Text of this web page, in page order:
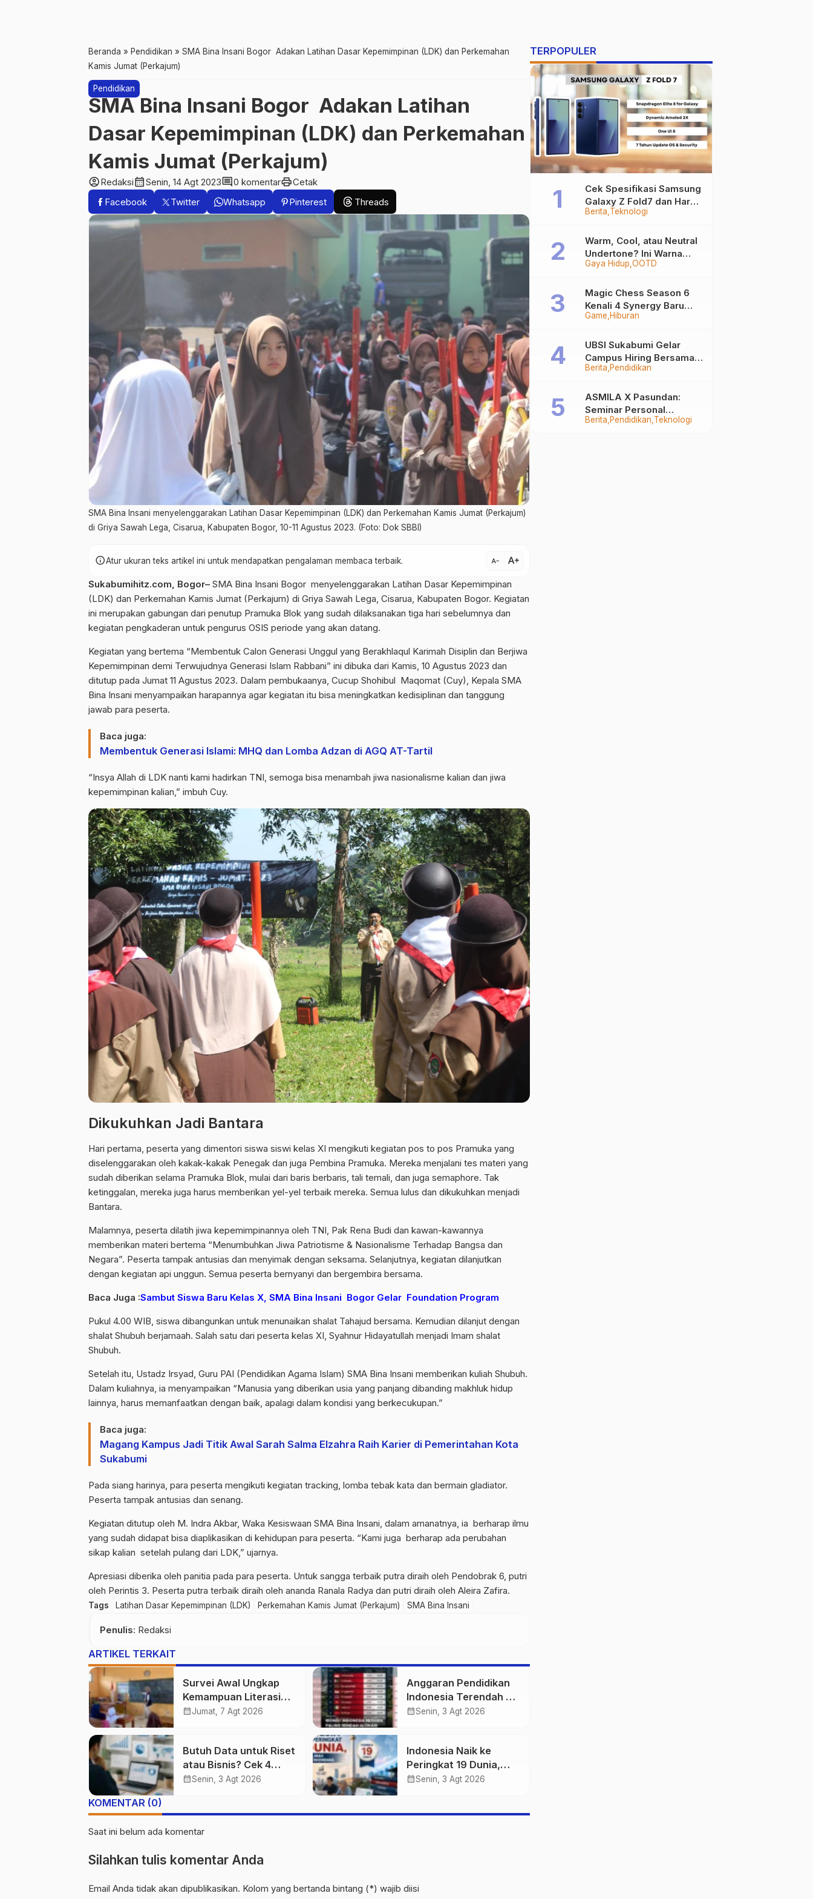
Beranda » Pendidikan » SMA Bina Insani Bogor Adakan Latihan Dasar Kepemimpinan (LDK) dan Perkemahan
Kamis Jumat (Perkajum)
Pendidikan
SMA Bina Insani Bogor Adakan Latihan
Dasar Kepemimpinan (LDK) dan Perkemahan
Kamis Jumat (Perkajum)
account_circleRedaksicalendar_monthSenin, 14 Agt 2023comment0 komentarprintCetak
Facebook
Twitter Whatsapp Pinterest Threads
SMA Bina Insani menyelenggarakan Latihan Dasar Kepemimpinan (LDK) dan Perkemahan Kamis Jumat (Perkajum)
di Griya Sawah Lega, Cisarua, Kabupaten Bogor, 10-11 Agustus 2023. (Foto: Dok SBBI)
infoAtur ukuran teks artikel ini untuk mendapatkan pengalaman membaca terbaik. text_decrease text_increase
Sukabumihitz.com, Bogor– SMA Bina Insani Bogor menyelenggarakan Latihan Dasar Kepemimpinan
(LDK) dan Perkemahan Kamis Jumat (Perkajum) di Griya Sawah Lega, Cisarua, Kabupaten Bogor. Kegiatan
ini merupakan gabungan dari penutup Pramuka Blok yang sudah dilaksanakan tiga hari sebelumnya dan
kegiatan pengkaderan untuk pengurus OSIS periode yang akan datang.
Kegiatan yang bertema “Membentuk Calon Generasi Unggul yang Berakhlaqul Karimah Disiplin dan Berjiwa
Kepemimpinan demi Terwujudnya Generasi Islam Rabbani” ini dibuka dari Kamis, 10 Agustus 2023 dan
ditutup pada Jumat 11 Agustus 2023. Dalam pembukaanya, Cucup Shohibul Maqomat (Cuy), Kepala SMA
Bina Insani menyampaikan harapannya agar kegiatan itu bisa meningkatkan kedisiplinan dan tanggung
jawab para peserta.
Baca juga:
Membentuk Generasi Islami: MHQ dan Lomba Adzan di AGQ AT-Tartil
“Insya Allah di LDK nanti kami hadirkan TNI, semoga bisa menambah jiwa nasionalisme kalian dan jiwa
kepemimpinan kalian,” imbuh Cuy.
Dikukuhkan Jadi Bantara
Hari pertama, peserta yang dimentori siswa siswi kelas XI mengikuti kegiatan pos to pos Pramuka yang
diselenggarakan oleh kakak-kakak Penegak dan juga Pembina Pramuka. Mereka menjalani tes materi yang
sudah diberikan selama Pramuka Blok, mulai dari baris berbaris, tali temali, dan juga semaphore. Tak
ketinggalan, mereka juga harus memberikan yel-yel terbaik mereka. Semua lulus dan dikukuhkan menjadi
Bantara.
Malamnya, peserta dilatih jiwa kepemimpinannya oleh TNI, Pak Rena Budi dan kawan-kawannya
memberikan materi bertema “Menumbuhkan Jiwa Patriotisme & Nasionalisme Terhadap Bangsa dan
Negara”. Peserta tampak antusias dan menyimak dengan seksama. Selanjutnya, kegiatan dilanjutkan
dengan kegiatan api unggun. Semua peserta bernyanyi dan bergembira bersama.
Baca Juga :Sambut Siswa Baru Kelas X, SMA Bina Insani Bogor Gelar Foundation Program
Pukul 4.00 WIB, siswa dibangunkan untuk menunaikan shalat Tahajud bersama. Kemudian dilanjut dengan
shalat Shubuh berjamaah. Salah satu dari peserta kelas XI, Syahnur Hidayatullah menjadi Imam shalat
Shubuh.
Setelah itu, Ustadz Irsyad, Guru PAI (Pendidikan Agama Islam) SMA Bina Insani memberikan kuliah Shubuh.
Dalam kuliahnya, ia menyampaikan “Manusia yang diberikan usia yang panjang dibanding makhluk hidup
lainnya, harus memanfaatkan dengan baik, apalagi dalam kondisi yang berkecukupan.”
Baca juga:
Magang Kampus Jadi Titik Awal Sarah Salma Elzahra Raih Karier di Pemerintahan Kota
Sukabumi
Pada siang harinya, para peserta mengikuti kegiatan tracking, lomba tebak kata dan bermain gladiator.
Peserta tampak antusias dan senang.
Kegiatan ditutup oleh M. Indra Akbar, Waka Kesiswaan SMA Bina Insani, dalam amanatnya, ia berharap ilmu
yang sudah didapat bisa diaplikasikan di kehidupan para peserta. “Kami juga berharap ada perubahan
sikap kalian setelah pulang dari LDK,” ujarnya.
Apresiasi diberika oleh panitia pada para peserta. Untuk sangga terbaik putra diraih oleh Pendobrak 6, putri
oleh Perintis 3. Peserta putra terbaik diraih oleh ananda Ranala Radya dan putri diraih oleh Aleira Zafira.
Tags Latihan Dasar Kepemimpinan (LDK) Perkemahan Kamis Jumat (Perkajum) SMA Bina Insani
Penulis: Redaksi
ARTIKEL TERKAIT
Survei Awal Ungkap
Kemampuan Literasi
dan Numerasi Siswa
calendar_monthJumat, 7 Agt 2026
Anggaran Pendidikan
Indonesia Terendah di
40 Ekonomi Dunia,
Besar
calendar_monthSenin, 3 Agt 2026
Butuh Data untuk Riset
atau Bisnis? Cek 4
Website Terpercaya Ini
calendar_monthSenin, 3 Agt 2026
Indonesia Naik ke
Peringkat 19 Dunia,
Publikasi Ilmiah
calendar_monthSenin, 3 Agt 2026
KOMENTAR (0)
Saat ini belum ada komentar
Silahkan tulis komentar Anda
Email Anda tidak akan dipublikasikan. Kolom yang bertanda bintang (*) wajib diisi
TERPOPULER
Berita Teknologi
Cek Spesifikasi Samsung
Galaxy Z Fold7 dan Harga
Resminya
Gaya Hidup OOTD
Warm, Cool, atau Neutral
Undertone? Ini Warna
Baju yang Bikin Kamu
Game Hiburan
Magic Chess Season 6
Kenali 4 Synergy Baru
Terkuat
Berita Pendidikan
UBSI Sukabumi Gelar
Campus Hiring Bersama
PKSS, Buka Peluang Kerja
Berita Pendidikan Teknologi
ASMILA X Pasundan:
Seminar Personal
Branding dan Kreativitas